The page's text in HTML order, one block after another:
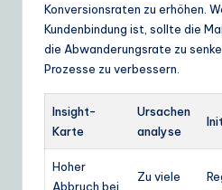
Konversionsraten zu erhöhen.
Kundenbindung ist, sollte die
die Abwanderungsrate zu
Prozesse zu verbessern.
Insight-
Karte
Ursachen
analyse
Hoher
Abbruch bei
Zu viele